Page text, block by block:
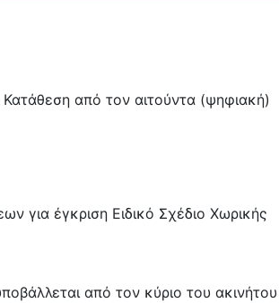
από τον αιτούντα (ψηφιακή)
για έγκριση Ειδικό Σχέδιο Χωρικής
από τον κύριο του